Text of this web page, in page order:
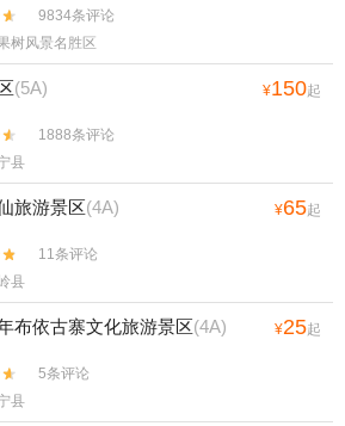
9834条评论
树风景名胜区
(5A) ¥150起
1888条评论
县
旅游景区(4A) ¥65起
11条评论
县
布依古寨文化旅游景区(4A) ¥25起
5条评论
县